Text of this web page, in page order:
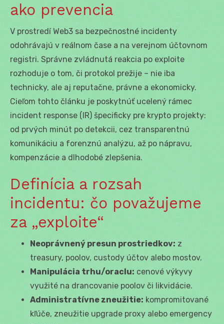
ako prevencia
V prostredí Web3 sa bezpečnostné incidenty
odohrávajú v reálnom čase a na verejnom účtovnom
registri. Správne zvládnutá reakcia po exploite
rozhoduje o tom, či protokol prežije – nie iba
technicky, ale aj reputačne, právne a ekonomicky.
Cieľom tohto článku je poskytnúť ucelený rámec
incident response (IR) špecificky pre krypto projekty:
od prvých minút po detekcii, cez transparentnú
komunikáciu a forenznú analýzu, až po nápravu,
kompenzácie a dlhodobé zlepšenia.
Definícia a rozsah
incidentu: čo považujeme
za „exploite“
Neoprávnený presun prostriedkov: z
treasury, poolov, custody účtov alebo mostov.
Manipulácia trhu/oraclu: cenové výkyvy
využité na drancovanie poolov či likvidácie.
Administratívne zneužitie: kompromitované
kľúče, zneužitie upgrade proxy alebo emergency